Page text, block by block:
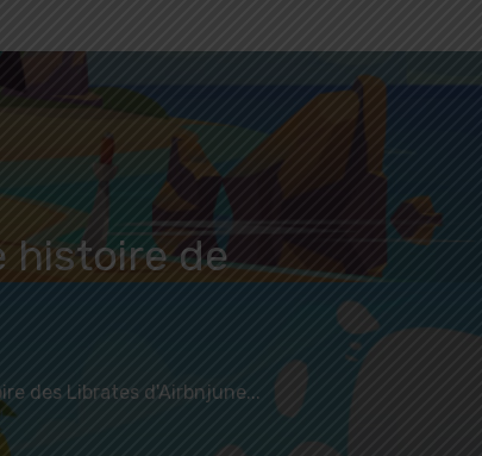
histoire de
des Librates d'Airbnjune...